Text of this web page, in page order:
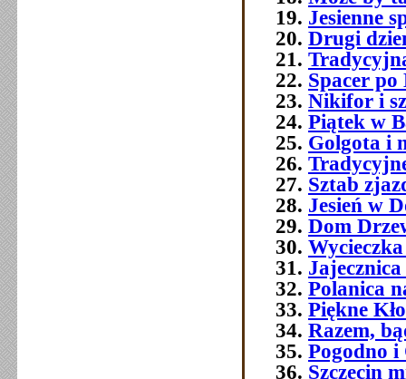
Jesienne
Drugi
Spacer po
Nikifor i
Piątek w
Golgota i
Sztab
Jesień w
Dom
Polanica
Piękne
Razem,
Pogodno
Szczecin